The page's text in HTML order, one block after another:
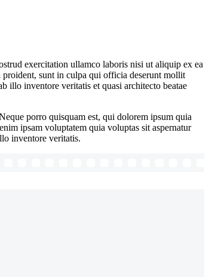
exercitation ullamco laboris nisi ut aliquip ex ea
sunt in culpa qui officia deserunt mollit
illo inventore veritatis et quasi architecto beatae
porro quisquam est, qui dolorem ipsum quia
ipsam voluptatem quia voluptas sit aspernatur
inventore veritatis.